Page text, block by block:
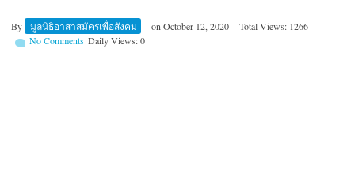
By มูลนิธิอาสาสมัครเพื่อสังคม on October 12, 2020
Total Views: 1266
Daily Views: 0
No Comments